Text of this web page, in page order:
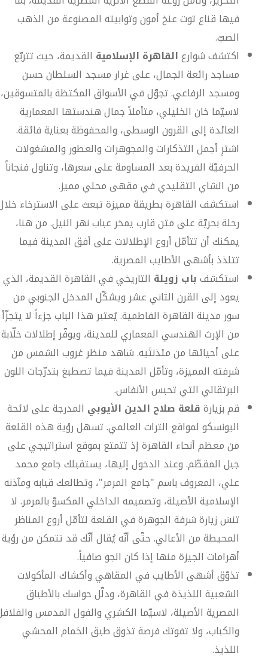
فيها قناع توت عنخ أمون وتوابيته المصنوعة من الذهب
الصبّ.
اكتشف شوارعالقاهرة الإسلامية القديمة، حيث تتربّع
مساجد رائعة الجمال، على غرار مسجد السلطان حسن
ومسجد الرفاعي. تجوّل في الأسواق المكتظة بالمتسوقين،
لاسيّما خان الخليلي، متأملاً جمال هندستها المعمارية
العائدة إلى القرون الوسطى، والمحفوظة بعناية فائقة.
اشترِ أجمل التذكارات والمجوهرات والعطور والمشغولات
الحرفيّة الفريدة بعد المساومة على سعرها، وتناول فنجاناً
من الشاي التقليدي في مقهى محلي مميز.
استكشف القاهرة بطريقة مميزة تبعث على الاسترخاء
رحلة بحريّة على متن قارب يمخر عباب نهر النيل. من هنا،
يمكنك أن تتأمّل أروع الإطلالات على أفق المدينة فيما
تتلذذ بأشهى الأطايب المصرية.
استكشفباب زويلة التاريخي في القاهرة القديمة، الذي
يعود إلى القرن الثاني عشر ويشكّل المدخل الجنوبي من
سور مدينة القاهرة الفاطمية. يُعتبر هذا الباب جزءاً لا يتجزّأ
من الإرث الهندسي المعماري للمدينة، ويوفّر إطلالات خلّابة
على أحيائها من مئذنتَيه. شاهد منظر غروب الشمس من
شرفته المميزة، وتأمّل المدينة فيما تصطبغ بتدرّجات اللون
البرتقالي التي تحبس الأنفاس.
قم بزيارةقلعة صلاح الدين الأيوبي المدرجة على لائحة
اليونسكو لمواقع التراث العالمي. تسهل رؤية هذه القلعة
من معظم أنحاء القاهرة إذ تتمتع بموقع استراتيجي على
جبل المقطّم. وعند الدخول إليها، يستقبلك جامع محمد
علي، المعروف باسم "جامع المرمر"، وتطالعك قبابه ومآذنه
الإسلامية الأصيلة، وتصميمه الداخلي المكسوّ بالمرمر. لا
تنسَ زيارة شرفة الجوهرة في القلعة لتأمّل أروع المناظر
المحيطة من الأعالي. حتّى أنّه يُقال أنّك قد تتمكن من رؤية
أهرامات الجيزة منها إذا كان الجو صافياً.
تذوّق أشهى الأطايب في المقاهي وأكشاك المأكولات
الشعبية اللذيذة في القاهرة، ودلّل حواسك بالأطباق
المصرية الأصيلة، لاسيّما الكشري والفول المدمس
والكباب، ولا تفوتك فرصة تذوق طبق الحَمام المحشي
اللذيذ.